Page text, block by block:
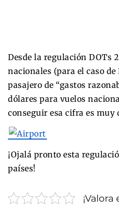
Desde la regulación DOTs
nacionales (para el caso
pasajero de “gastos
dólares para vuelos
conseguir esa cifra es muy
¡Ojalá pronto esta
países!
¡Valora